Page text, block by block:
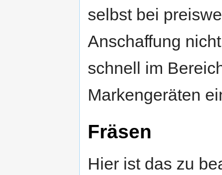
selbst bei
Anschaffung
schnell im
Markengeräten
Fräsen
Hier ist das zu